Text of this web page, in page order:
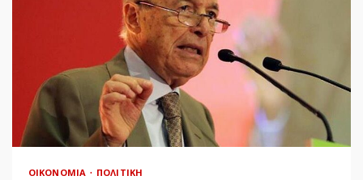
ΟΙΚΟΝΟΜΊΑ ΠΟΛΙΤΙΚΉ